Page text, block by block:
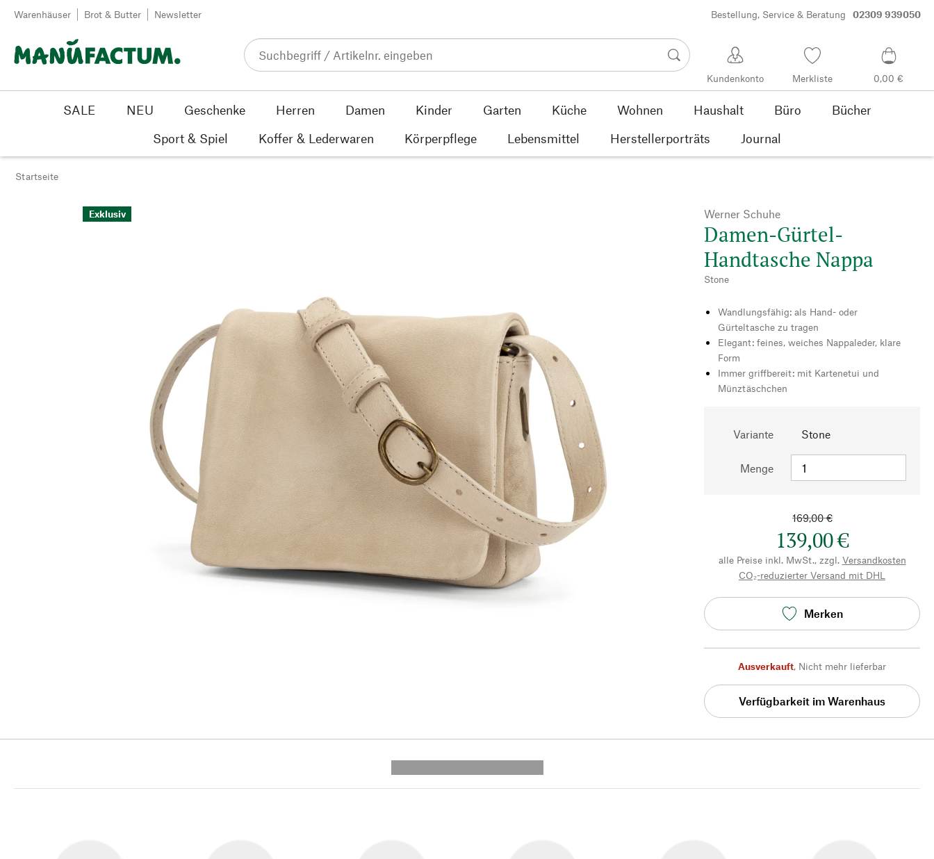
Zum Inhalt springen
Warenhäuser Brot & Butter Newsletter Bestellung, Service & Beratung 02309 939050
Kundenkonto Merkliste 0,00 €
SALE NEU Geschenke Herren Damen Kinder Garten Küche Wohnen Haushalt Büro
Bücher
Sport & Spiel
Koffer & Lederwaren Körperpflege Lebensmittel Herstellerporträts Journal
Startseite
Exklusiv Werner Schuhe
Damen-Gürtel-
Handtasche Nappa
Stone
Wandlungsfähig: als Hand- oder
Gürteltasche zu tragen
Elegant: feines, weiches Nappaleder, klare
Form
Immer griffbereit: mit Kartenetui und
Münztäschchen
Variante Stone
Menge
169,00 €
139,00 €
alle Preise inkl. MwSt., zzgl. Versandkosten
CO₂-reduzierter Versand mit DHL
Merken
Ausverkauft, Nicht mehr lieferbar
Verfügbarkeit im Warenhaus